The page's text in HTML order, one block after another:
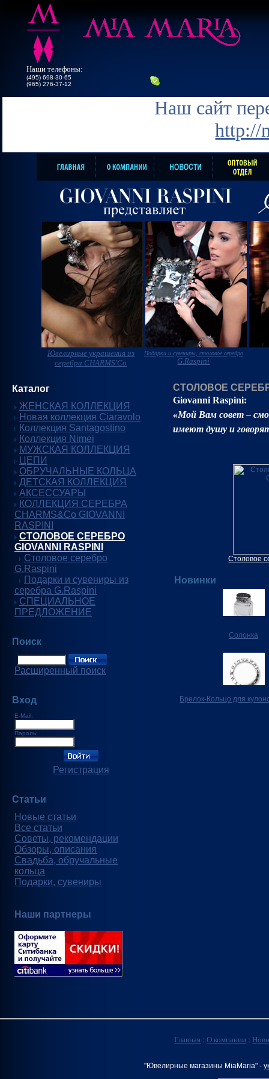
Наши телефоны:
(495) 698-30-65
(965) 276-37-12
Наш сайт
http://
Ювелирные украшения из
серебра CHARMS'Co
Подарки и сувениры, столовое серебро
G.Raspini
Каталог
ЖЕНСКАЯ КОЛЛЕКЦИЯ
Новая коллекция Ciaravolo
Коллекция Santagostino
Коллекция Nimei
МУЖСКАЯ КОЛЛЕКЦИЯ
ЦЕПИ
ОБРУЧАЛЬНЫЕ КОЛЬЦА
ДЕТСКАЯ КОЛЛЕКЦИЯ
АКСЕССУАРЫ
КОЛЛЕКЦИЯ СЕРЕБРА
CHARMS&Co GIOVANNI
RASPINI
СТОЛОВОЕ СЕРЕБРО
GIOVANNI RASPINI
Столовое серебро
G.Raspini
Подарки и сувениры из
серебра G.Raspini
СПЕЦИАЛЬНОЕ
ПРЕДЛОЖЕНИЕ
Поиск
Расширенный поиск
Вход
E-Mail:
Пароль:
Регистрация
Статьи
Новые статьи
Все статьи
Советы, рекомендации
Обзоры, описания
Свадьба, обручальные
кольца
Подарки, сувениры
Наши партнеры
СТОЛОВОЕ
Giovanni Raspini:
«Мой Вам совет –
имеют душу и
Столовое
Новинки
Солонка
Брелок-Кольцо для
Главная :О компании :
"Ювелирные магазины MiaMaria" -